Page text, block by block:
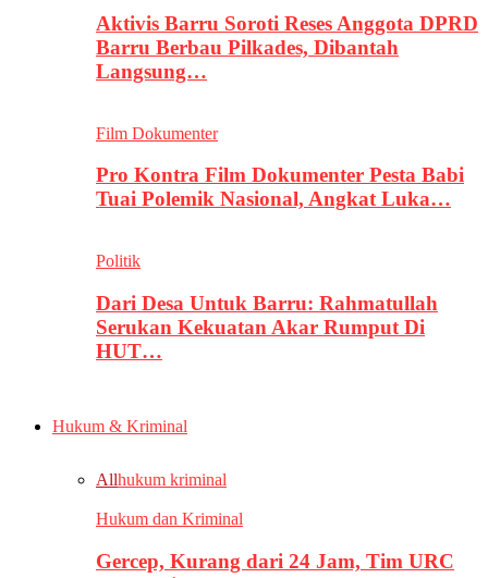
Aktivis Barru Soroti Reses Anggota DPRD
Barru Berbau Pilkades, Dibantah
Langsung…
Film Dokumenter
Pro Kontra Film Dokumenter Pesta Babi
Tuai Polemik Nasional, Angkat Luka…
Politik
Dari Desa Untuk Barru: Rahmatullah
Serukan Kekuatan Akar Rumput Di
HUT…
Hukum & Kriminal
Allhukum kriminal
Hukum dan Kriminal
Gercep, Kurang dari 24 Jam, Tim URC